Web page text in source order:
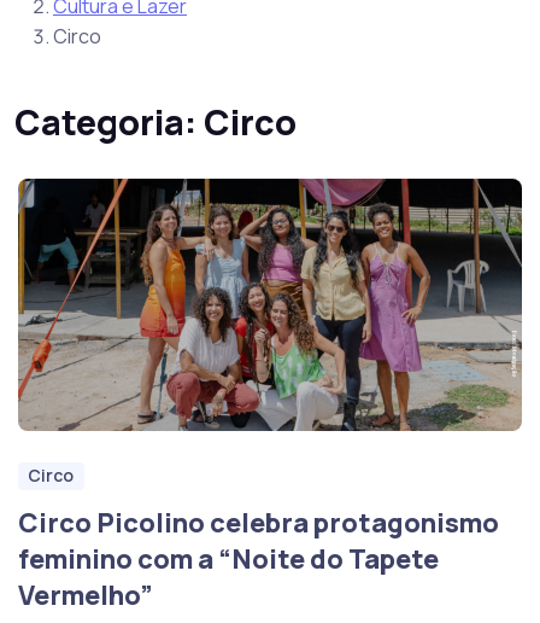
Cultura e Lazer
Circo
Categoria: Circo
Circo
Circo Picolino celebra protagonismo
feminino com a “Noite do Tapete
Vermelho”